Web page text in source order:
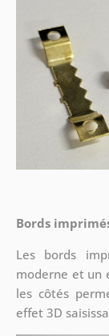
Bords
Les bords
moderne et un
les côtés
effet 3D